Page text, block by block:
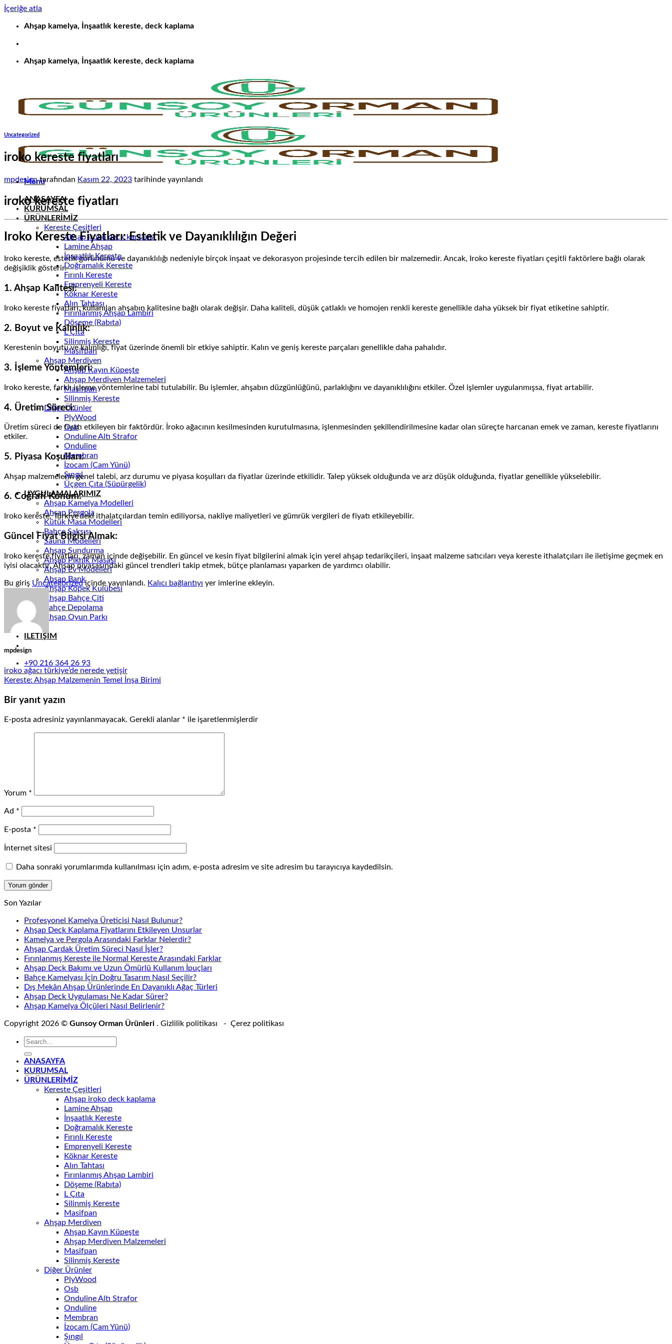
İçeriğe atla
Ahşap kamelya, İnşaatlık kereste, deck kaplama
Ahşap kamelya, İnşaatlık kereste, deck kaplama
Menü
ANASAYFA
KURUMSAL
ÜRÜNLERİMİZ
Kereste Çeşitleri
Ahşap iroko deck kaplama
Lamine Ahşap
İnşaatlık Kereste
Doğramalık Kereste
Fırınlı Kereste
Emprenyeli Kereste
Köknar Kereste
Alın Tahtası
Fırınlanmış Ahşap Lambiri
Döşeme (Rabıta)
L Çıta
Silinmiş Kereste
Masifpan
Ahşap Merdiven
Ahşap Kayın Küpeşte
Ahşap Merdiven Malzemeleri
Masifpan
Silinmiş Kereste
Diğer Ürünler
PlyWood
Osb
Onduline Altı Strafor
Onduline
Membran
İzocam (Cam Yünü)
Şıngıl
Üçgen Çıta (Süpürgelik)
UYGULAMALARIMIZ
Ahşap Kamelya Modelleri
Ahşap Pergola
Kütük Masa Modelleri
Bahçe Saksısı
Sauna Modelleri
Ahşap Sundurma
Ahşap Piknik Masası
Ahşap Ev Modelleri
Ahşap Bank
Ahşap Köpek Kulübesi
Ahşap Bahçe Çiti
Bahçe Depolama
Ahşap Oyun Parkı
BLOG
İLETİŞİM
+90 216 364 26 93
Uncategorized
iroko kereste fiyatları
mpdesigntarafından Kasım 22, 2023 tarihinde yayınlandı
iroko kereste fiyatları
Iroko Kereste Fiyatları: Estetik ve Dayanıklılığın Değeri
Iroko kereste, estetik görünümü ve dayanıklılığı nedeniyle birçok inşaat ve dekorasyon projesinde tercih edilen bir malzemedir. Ancak, Iroko kereste fiyatları çeşitli faktörlere bağlı olarak
değişiklik gösterir.
1. Ahşap Kalitesi:
Iroko kereste fiyatları, kullanılan ahşabın kalitesine bağlı olarak değişir. Daha kaliteli, düşük çatlaklı ve homojen renkli kereste genellikle daha yüksek bir fiyat etiketine sahiptir.
2. Boyut ve Kalınlık:
Kerestenin boyutu ve kalınlığı, fiyat üzerinde önemli bir etkiye sahiptir. Kalın ve geniş kereste parçaları genellikle daha pahalıdır.
3. İşleme Yöntemleri:
Iroko kereste, farklı işleme yöntemlerine tabi tutulabilir. Bu işlemler, ahşabın düzgünlüğünü, parlaklığını ve dayanıklılığını etkiler. Özel işlemler uygulanmışsa, fiyat artabilir.
4. Üretim Süreci:
Üretim süreci de fiyatı etkileyen bir faktördür. İroko ağacının kesilmesinden kurutulmasına, işlenmesinden şekillendirilmesine kadar olan süreçte harcanan emek ve zaman, kereste fiyatlarını
etkiler.
5. Piyasa Koşulları:
Ahşap malzemelerin genel talebi, arz durumu ve piyasa koşulları da fiyatlar üzerinde etkilidir. Talep yüksek olduğunda ve arz düşük olduğunda, fiyatlar genellikle yükselebilir.
6. Coğrafi Konum:
Iroko kereste, Türkiye’deki ithalatçılardan temin ediliyorsa, nakliye maliyetleri ve gümrük vergileri de fiyatı etkileyebilir.
Güncel Fiyat Bilgisi Almak:
Iroko kereste fiyatları, zaman içinde değişebilir. En güncel ve kesin fiyat bilgilerini almak için yerel ahşap tedarikçileri, inşaat malzeme satıcıları veya kereste ithalatçıları ile iletişime geçmek en
iyisi olacaktır. Ahşap piyasasındaki güncel trendleri takip etmek, bütçe planlaması yaparken de yardımcı olabilir.
Bu giriş Uncategorizediçinde yayınlandı. Kalıcı bağlantıyı yer imlerine ekleyin.
mpdesign
iroko ağacı türkiye’de nerede yetişir
Kereste: Ahşap Malzemenin Temel İnşa Birimi
Bir yanıt yazın
E-posta adresiniz yayınlanmayacak. Gerekli alanlar * ile işaretlenmişlerdir
Yorum *
Ad *
E-posta *
İnternet sitesi
Daha sonraki yorumlarımda kullanılması için adım, e-posta adresim ve site adresim bu tarayıcıya kaydedilsin.
Son Yazılar
Profesyonel Kamelya Üreticisi Nasıl Bulunur?
Ahşap Deck Kaplama Fiyatlarını Etkileyen Unsurlar
Kamelya ve Pergola Arasındaki Farklar Nelerdir?
Ahşap Çardak Üretim Süreci Nasıl İşler?
Fırınlanmış Kereste ile Normal Kereste Arasındaki Farklar
Ahşap Deck Bakımı ve Uzun Ömürlü Kullanım İpuçları
Bahçe Kamelyası İçin Doğru Tasarım Nasıl Seçilir?
Dış Mekân Ahşap Ürünlerinde En Dayanıklı Ağaç Türleri
Ahşap Deck Uygulaması Ne Kadar Sürer?
Ahşap Kamelya Ölçüleri Nasıl Belirlenir?
Copyright 2026 © Gunsoy Orman Ürünleri . Gizlilik politikası - Çerez politikası
ANASAYFA
KURUMSAL
ÜRÜNLERİMİZ
Kereste Çeşitleri
Ahşap iroko deck kaplama
Lamine Ahşap
İnşaatlık Kereste
Doğramalık Kereste
Fırınlı Kereste
Emprenyeli Kereste
Köknar Kereste
Alın Tahtası
Fırınlanmış Ahşap Lambiri
Döşeme (Rabıta)
L Çıta
Silinmiş Kereste
Masifpan
Ahşap Merdiven
Ahşap Kayın Küpeşte
Ahşap Merdiven Malzemeleri
Masifpan
Silinmiş Kereste
Diğer Ürünler
PlyWood
Osb
Onduline Altı Strafor
Onduline
Membran
İzocam (Cam Yünü)
Şıngıl